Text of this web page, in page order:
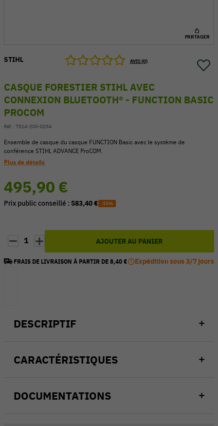
PARTAGER
DESCRIPTIF
CARACTÉRISTIQUES
DOCUMENTATIONS
STIHL AVIS (0)
CASQUE FORESTIER STIHL AVEC
CONNEXION BLUETOOTH® - FUNCTION BASIC
PROCOM
Réf. : 7014-200-0294
Ensemble de casque du casque FUNCTION Basic avec le système de
conférence STIHL ADVANCE ProCOM.
Plus de détails
495,90 €
Prix public conseillé : 583,40 € -15%
1 AJOUTER AU PANIER
FRAIS DE LIVRAISON À PARTIR DE 8,40 € Expédition sous 3/7 jours